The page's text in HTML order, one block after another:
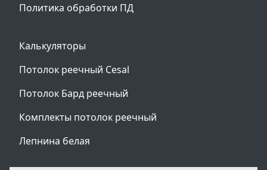
Политика обработки ПД
Калькуляторы
Потолок реечный Cesal
Потолок Бард реечный
Комплекты потолок реечный
Лепнина белая